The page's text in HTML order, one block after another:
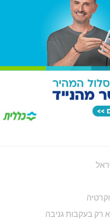
העובדות ולא להסתפק